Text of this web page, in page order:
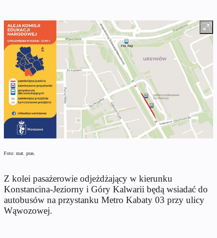
Foto: mat. pras.
Z kolei pasażerowie odjeżdżający w kierunku
Konstancina-Jeziorny i Góry Kalwarii będą wsiadać do
autobusów na przystanku Metro Kabaty 03 przy ulicy
Wąwozowej.